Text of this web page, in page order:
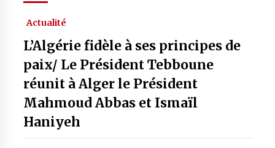
Actualité
L’Algérie fidèle à ses principes de
paix/ Le Président Tebboune
réunit à Alger le Président
Mahmoud Abbas et Ismaïl
Haniyeh